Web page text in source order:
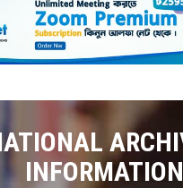
INFORMATION